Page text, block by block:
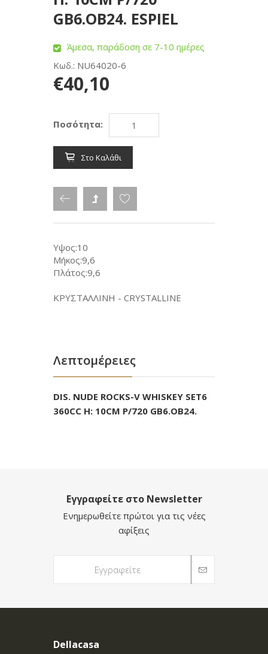
GB6.OB24. ESPIEL
Άμεσα, παράδοση σε 7-10 ημέρες
Κωδ.: NU64020-6
€40,10
Ποσότητα:
Στο Καλάθι
Υψος:10
Μήκος:9,6
Πλάτος:9,6
ΚΡΥΣΤΑΛΛΙΝΗ - CRYSTALLINE
Λεπτομέρειες
DIS. NUDE ROCKS-V WHISKEY SET6
360CC H: 10CM P/720 GB6.OB24.
Εγγραφείτε στο Newsletter
Ενημερωθείτε πρώτοι για τις νέες
αφίξεις
Dellacasa